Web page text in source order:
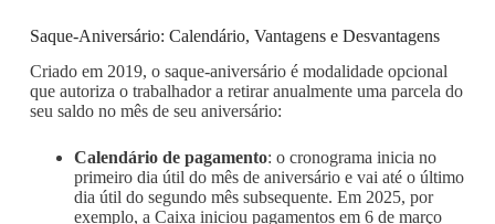
Saque-Aniversário: Calendário, Vantagens e Desvantagens
Criado em 2019, o saque-aniversário é modalidade opcional
que autoriza o trabalhador a retirar anualmente uma parcela do
seu saldo no mês de seu aniversário:
Calendário de pagamento: o cronograma inicia no
primeiro dia útil do mês de aniversário e vai até o último
dia útil do segundo mês subsequente. Em 2025, por
exemplo, a Caixa iniciou pagamentos em 6 de março